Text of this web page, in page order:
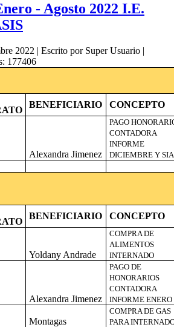
- Agosto 2022 I.E.
2022 | Escrito por Super Usuario |
177406
BENEFICIARIO CONCEPTO
Alexandra Jimenez
PAGO
CONTADORA
INFORME
DICIEMBRE Y SIA
BENEFICIARIO CONCEPTO
Yoldany Andrade
COMPRA DE
ALIMENTOS
INTERNADO
Alexandra Jimenez
PAGO DE
HONORARIOS
CONTADORA
INFORME ENERO
Montagas
COMPRA DE GAS
PARA